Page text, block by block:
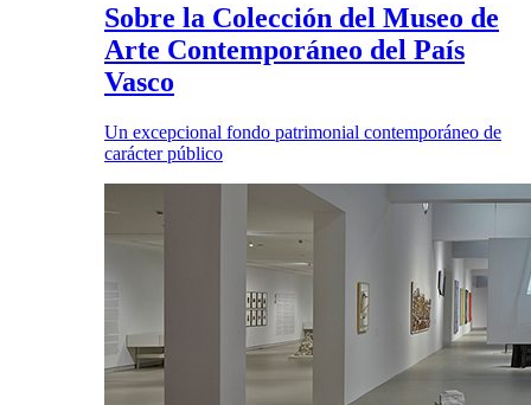
Sobre la Colección del Museo de
Arte Contemporáneo del País
Vasco
Un excepcional fondo patrimonial contemporáneo de
carácter público